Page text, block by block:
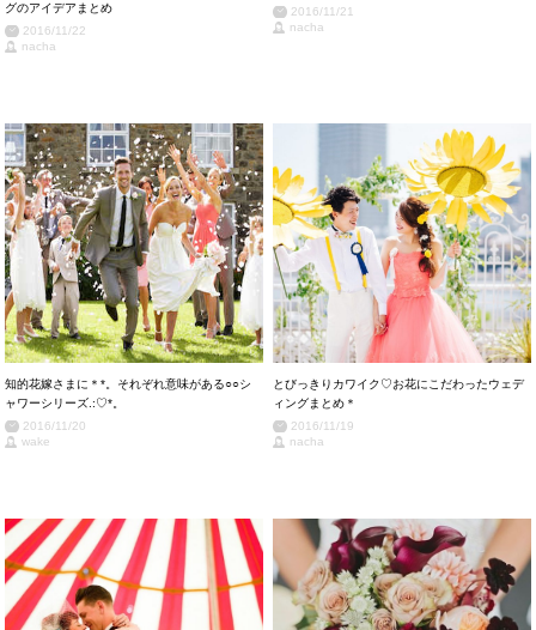
グのアイデアまとめ
2016/11/22
nacha
2016/11/21
nacha
知的花嫁さまに＊*。それぞれ意味がある○○シ
ャワーシリーズ.:♡*。
2016/11/20
wake
とびっきりカワイク♡お花にこだわったウェデ
ィングまとめ＊
2016/11/19
nacha